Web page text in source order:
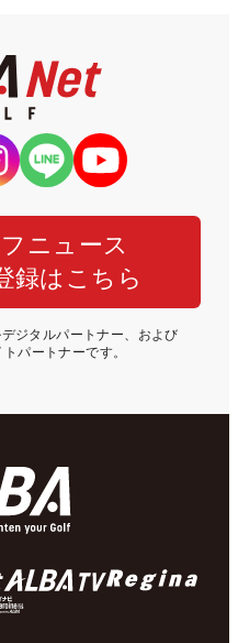
ニュース
録はこちら
ジタルパートナー、および
パートナーです。